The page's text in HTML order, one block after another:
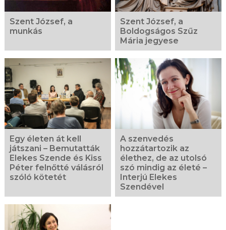
Szent József, a
munkás
Szent József, a
Boldogságos Szűz
Mária jegyese
Egy életen át kell
játszani – Bemutatták
Elekes Szende és Kiss
Péter felnőtté válásról
szóló kötetét
A szenvedés
hozzátartozik az
élethez, de az utolsó
szó mindig az életé –
Interjú Elekes
Szendével